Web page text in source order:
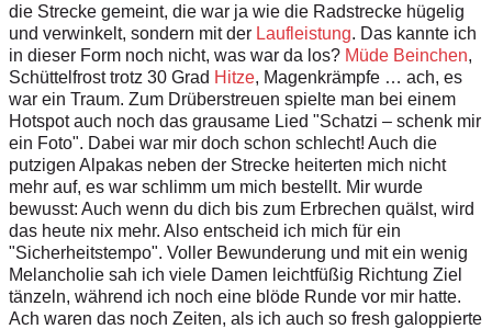
die Strecke gemeint, die war ja wie die Radstrecke hügelig
und verwinkelt, sondern mit der Laufleistung. Das kannte ich
in dieser Form noch nicht, was war da los? Müde Beinchen,
Schüttelfrost trotz 30 Grad Hitze, Magenkrämpfe … ach, es
war ein Traum. Zum Drüberstreuen spielte man bei einem
Hotspot auch noch das grausame Lied "Schatzi – schenk mir
ein Foto". Dabei war mir doch schon schlecht! Auch die
putzigen Alpakas neben der Strecke heiterten mich nicht
mehr auf, es war schlimm um mich bestellt. Mir wurde
bewusst: Auch wenn du dich bis zum Erbrechen quälst, wird
das heute nix mehr. Also entscheid ich mich für ein
"Sicherheitstempo". Voller Bewunderung und mit ein wenig
Melancholie sah ich viele Damen leichtfüßig Richtung Ziel
tänzeln, während ich noch eine blöde Runde vor mir hatte.
Ach waren das noch Zeiten, als ich auch so fresh galoppierte